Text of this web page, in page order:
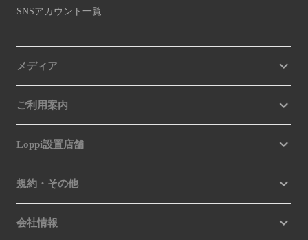
SNSアカウント一覧
メディア
ご利用案内
Loppi設置店舗
規約・その他
会社情報